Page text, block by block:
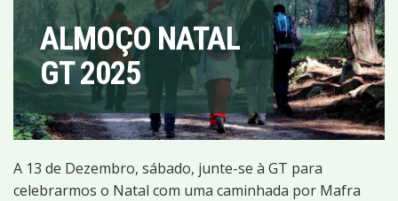
ALMOÇO NATAL
GT 2025
A 13 de Dezembro, sábado, junte-se à GT para
celebrarmos o Natal com uma caminhada por Mafra